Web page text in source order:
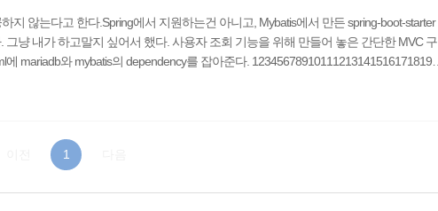
지 않는다고 한다.Spring에서 지원하는건 아니고, Mybatis에서 만든 spring-boot-starter
냥 내가 하고말지 싶어서 했다. 사용자 조회 기능을 위해 만들어 놓은 간단한 MVC 구
mariadb와 mybatis의 dependency를 잡아준다. 1234567891011121314151617181920
1